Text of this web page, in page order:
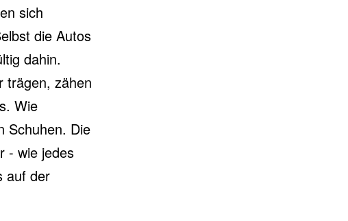
sich
die Autos
dahin.
trägen, zähen
Wie
Schuhen. Die
- wie jedes
auf der